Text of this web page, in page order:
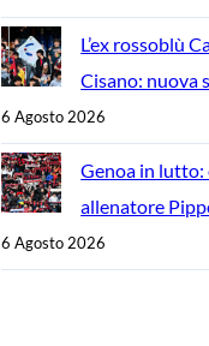
L’ex rossoblù
Cisano: nuova
6 Agosto 2026
Genoa in lutto:
allenatore
6 Agosto 2026